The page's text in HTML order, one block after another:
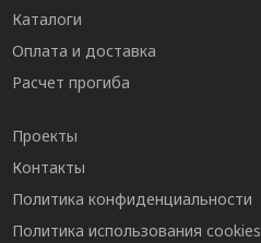
Каталоги
Оплата и доставка
Расчет прогиба
Проекты
Контакты
Политика конфиденциальности
Политика использования cookies